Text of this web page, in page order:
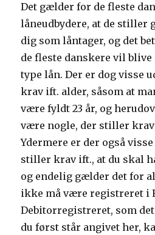
Det gælder for de fleste
låneudbydere, at de stiller
dig som låntager, og det
de fleste danskere vil
type lån. Der er dog visse
krav ift. alder, såsom at
være fyldt 23 år, og
være nogle, der stiller
Ydermere er der også
stiller krav ift., at du skal
og endelig gælder det for
ikke må være registreret i
Debitorregistreret, som
du først står angivet her,